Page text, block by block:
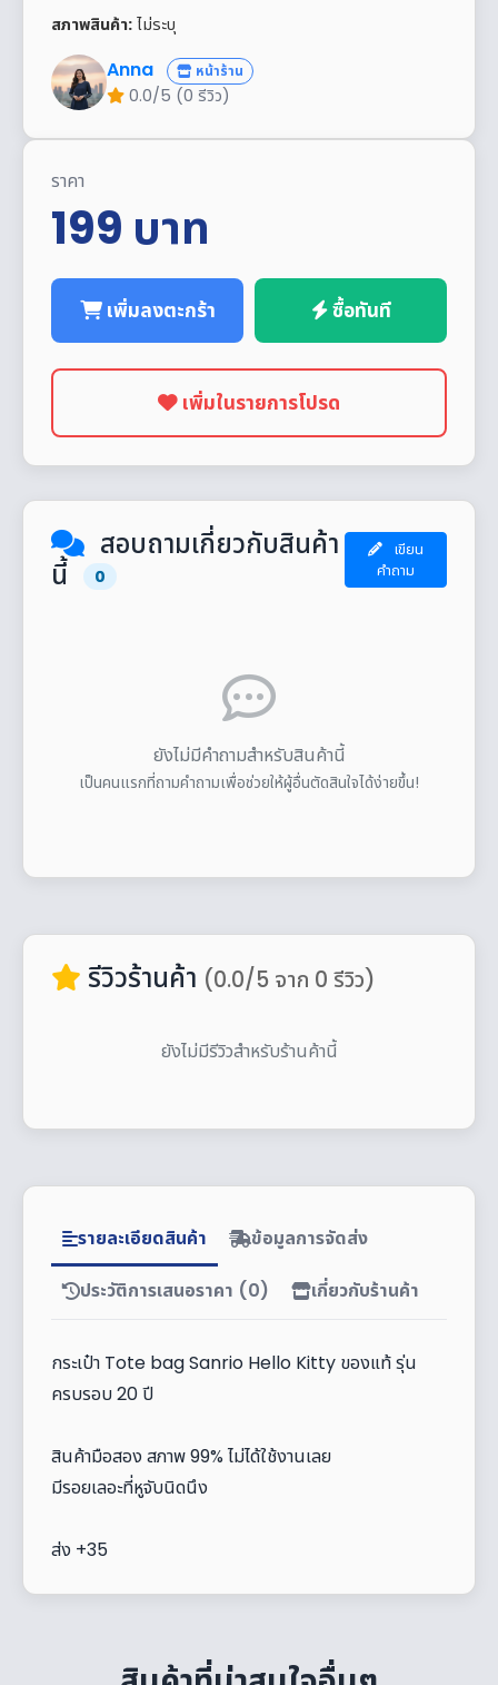
สภาพสินค้า: ไม่ระบุ
Anna หน้าร้าน
0.0/5 (0 รีวิว)
ราคา
199 บาท
เพิ่มลงตะกร้า ซื้อทันที
เพิ่มในรายการโปรด
สอบถามเกี่ยวกับสินค้า
นี้
0
เขียน
คำถาม
ยังไม่มีคำถามสำหรับสินค้านี้
เป็นคนแรกที่ถามคำถามเพื่อช่วยให้ผู้อื่นตัดสินใจได้ง่ายขึ้น!
รีวิวร้านค้า (0.0/5 จาก 0 รีวิว)
ยังไม่มีรีวิวสำหรับร้านค้านี้
รายละเอียดสินค้า ข้อมูลการจัดส่ง
ประวัติการเสนอราคา (0) เกี่ยวกับร้านค้า
กระเป๋า Tote bag Sanrio Hello Kitty ของแท้ รุ่น
ครบรอบ 20 ปี
สินค้ามือสอง สภาพ 99% ไม่ได้ใช้งานเลย
มีรอยเลอะที่หูจับนิดนึง
ส่ง +35